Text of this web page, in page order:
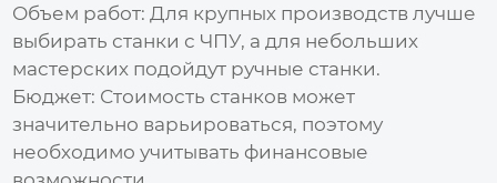
Объем работ: Для крупных производств лучше
выбирать станки с ЧПУ, а для небольших
мастерских подойдут ручные станки.
Бюджет: Стоимость станков может
значительно варьироваться, поэтому
необходимо учитывать финансовые